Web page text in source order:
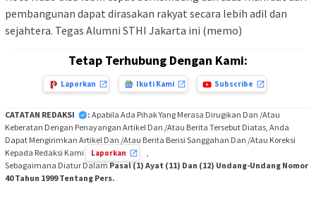
pembangunan dapat dirasakan rakyat secara lebih adil dan
sejahtera. Tegas Alumni STHI Jakarta ini (memo)
Tetap Terhubung Dengan Kami:
Laporkan Ikuti Kami Subscribe
CATATAN REDAKSI : Apabila Ada Pihak Yang Merasa Dirugikan Dan /Atau
Keberatan Dengan Penayangan Artikel Dan /Atau Berita Tersebut Diatas, Anda
Dapat Mengirimkan Artikel Dan /Atau Berita Berisi Sanggahan Dan /Atau Koreksi
Kepada Redaksi Kami
Laporkan
Sebagaimana Diatur DalamPasal (1) Ayat (11) Dan (12) Undang-Undang Nomor
40 Tahun 1999 Tentang Pers.